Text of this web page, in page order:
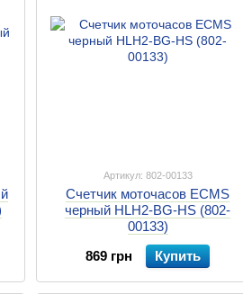
Артикул: 802-00133
Счетчик моточасов ECMS
черный HLH2-BG-HS (802-
00133)
869 грн
Купить